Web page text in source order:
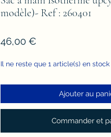
modèle)- Ref : 260401
46,00 €
Il ne reste que 1 article(s) en stock
Ajouter au
Commander et